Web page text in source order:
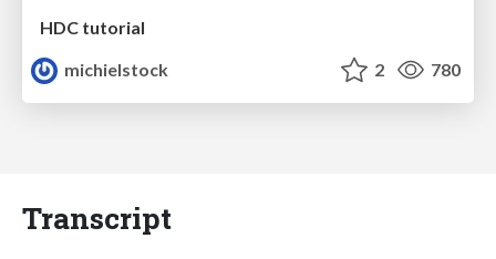
HDC tutorial
michielstock
2 780
Transcript